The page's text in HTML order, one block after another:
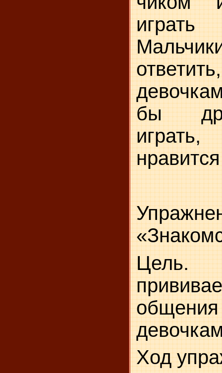
бы
Цель.
общения
Ход